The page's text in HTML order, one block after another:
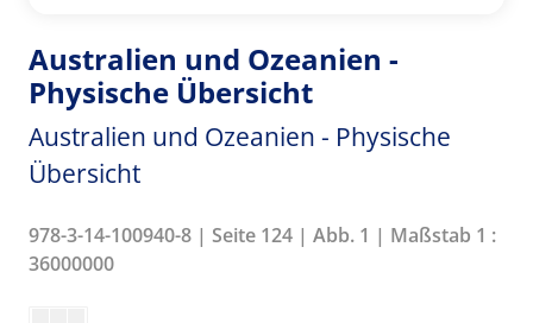
Australien und Ozeanien -
Physische Übersicht
Australien und Ozeanien - Physische
Übersicht
978-3-14-100940-8 | Seite 124 | Abb. 1 | Maßstab 1 :
36000000